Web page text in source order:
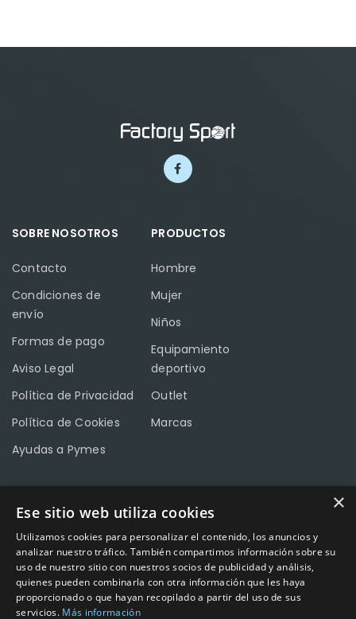
SOBRE NOSOTROS
Contacto
Condiciones de
envío
Formas de pago
Aviso Legal
Política de Privacidad
Política de Cookies
Ayudas a Pymes
PRODUCTOS
Hombre
Mujer
Niños
Equipamiento
deportivo
Outlet
Marcas
CONTACTO
Calle Méndez Núñez nº3 – Fuente Palmera 14120 Córdoba
Teléfono957 04 96 57
Emailinfo@factory-sport.es
×
Ese sitio web utiliza cookies
Utilizamos cookies para personalizar el contenido, los anuncios y
analizar nuestro tráfico. También compartimos información sobre su
uso de nuestro sitio con nuestros socios de publicidad y análisis,
quienes pueden combinarla con otra información que les haya
proporcionado o que hayan recopilado a partir del uso de sus
servicios. Más información